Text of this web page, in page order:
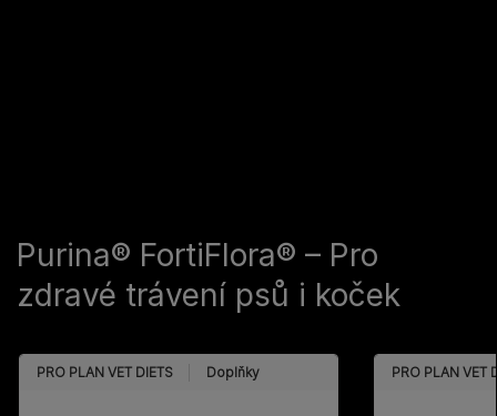
Purina® FortiFlora® – Pro
zdravé trávení psů i koček
PRO PLAN VET DIETS Doplňky PRO PLAN VET